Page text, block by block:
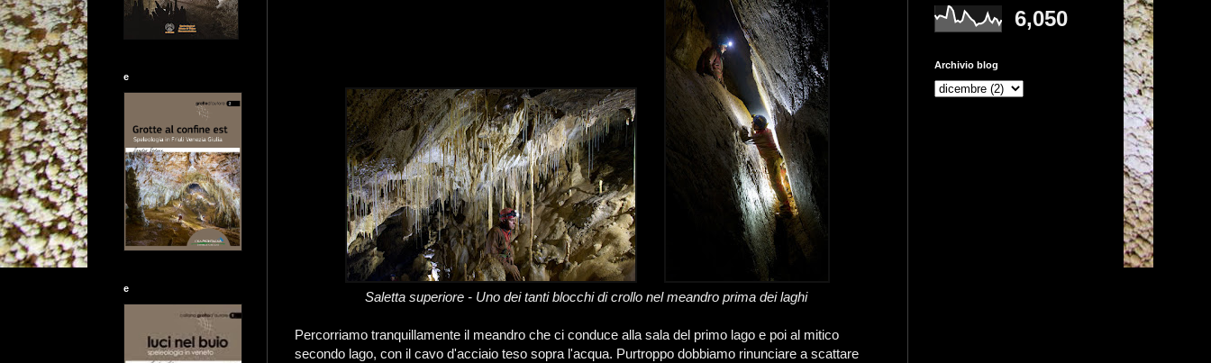
Saletta superiore - Uno dei tanti blocchi di crollo nel meandro prima dei laghi
Percorriamo tranquillamente il meandro che ci conduce alla sala del primo lago e poi al mitico
secondo lago, con il cavo d'acciaio teso sopra l'acqua. Purtroppo dobbiamo rinunciare a scattare
e
e
6,050
Archivio blog